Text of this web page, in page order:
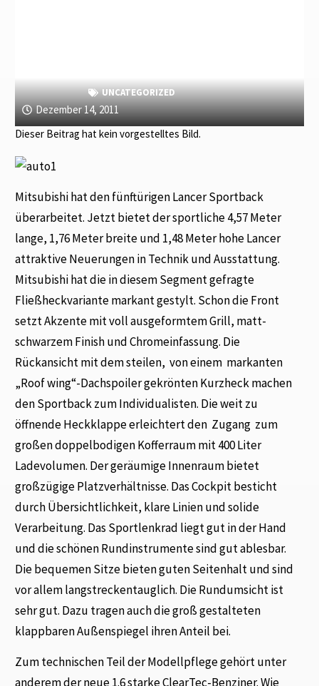
UNCATEGORIZED
Dezember 14, 2011
Dieser Beitrag hat kein vorgestelltes Bild.
Mitsubishi hat den fünftürigen Lancer Sportback
überarbeitet. Jetzt bietet der sportliche 4,57 Meter
lange, 1,76 Meter breite und 1,48 Meter hohe Lancer
attraktive Neuerungen in Technik und Ausstattung.
Mitsubishi hat die in diesem Segment gefragte
Fließheckvariante markant gestylt. Schon die Front
setzt Akzente mit voll ausgeformtem Grill, matt-
schwarzem Finish und Chromeinfassung. Die
Rückansicht mit dem steilen, von einem markanten
„Roof wing“-Dachspoiler gekrönten Kurzheck machen
den Sportback zum Individualisten. Die weit zu
öffnende Heckklappe erleichtert den Zugang zum
großen doppelbodigen Kofferraum mit 400 Liter
Ladevolumen. Der geräumige Innenraum bietet
großzügige Platzverhältnisse. Das Cockpit besticht
durch Übersichtlichkeit, klare Linien und solide
Verarbeitung. Das Sportlenkrad liegt gut in der Hand
und die schönen Rundinstrumente sind gut ablesbar.
Die bequemen Sitze bieten guten Seitenhalt und sind
vor allem langstreckentauglich. Die Rundumsicht ist
sehr gut. Dazu tragen auch die groß gestalteten
klappbaren Außenspiegel ihren Anteil bei.
Zum technischen Teil der Modellpflege gehört unter
anderem der neue 1.6 starke ClearTec-Benziner. Wie